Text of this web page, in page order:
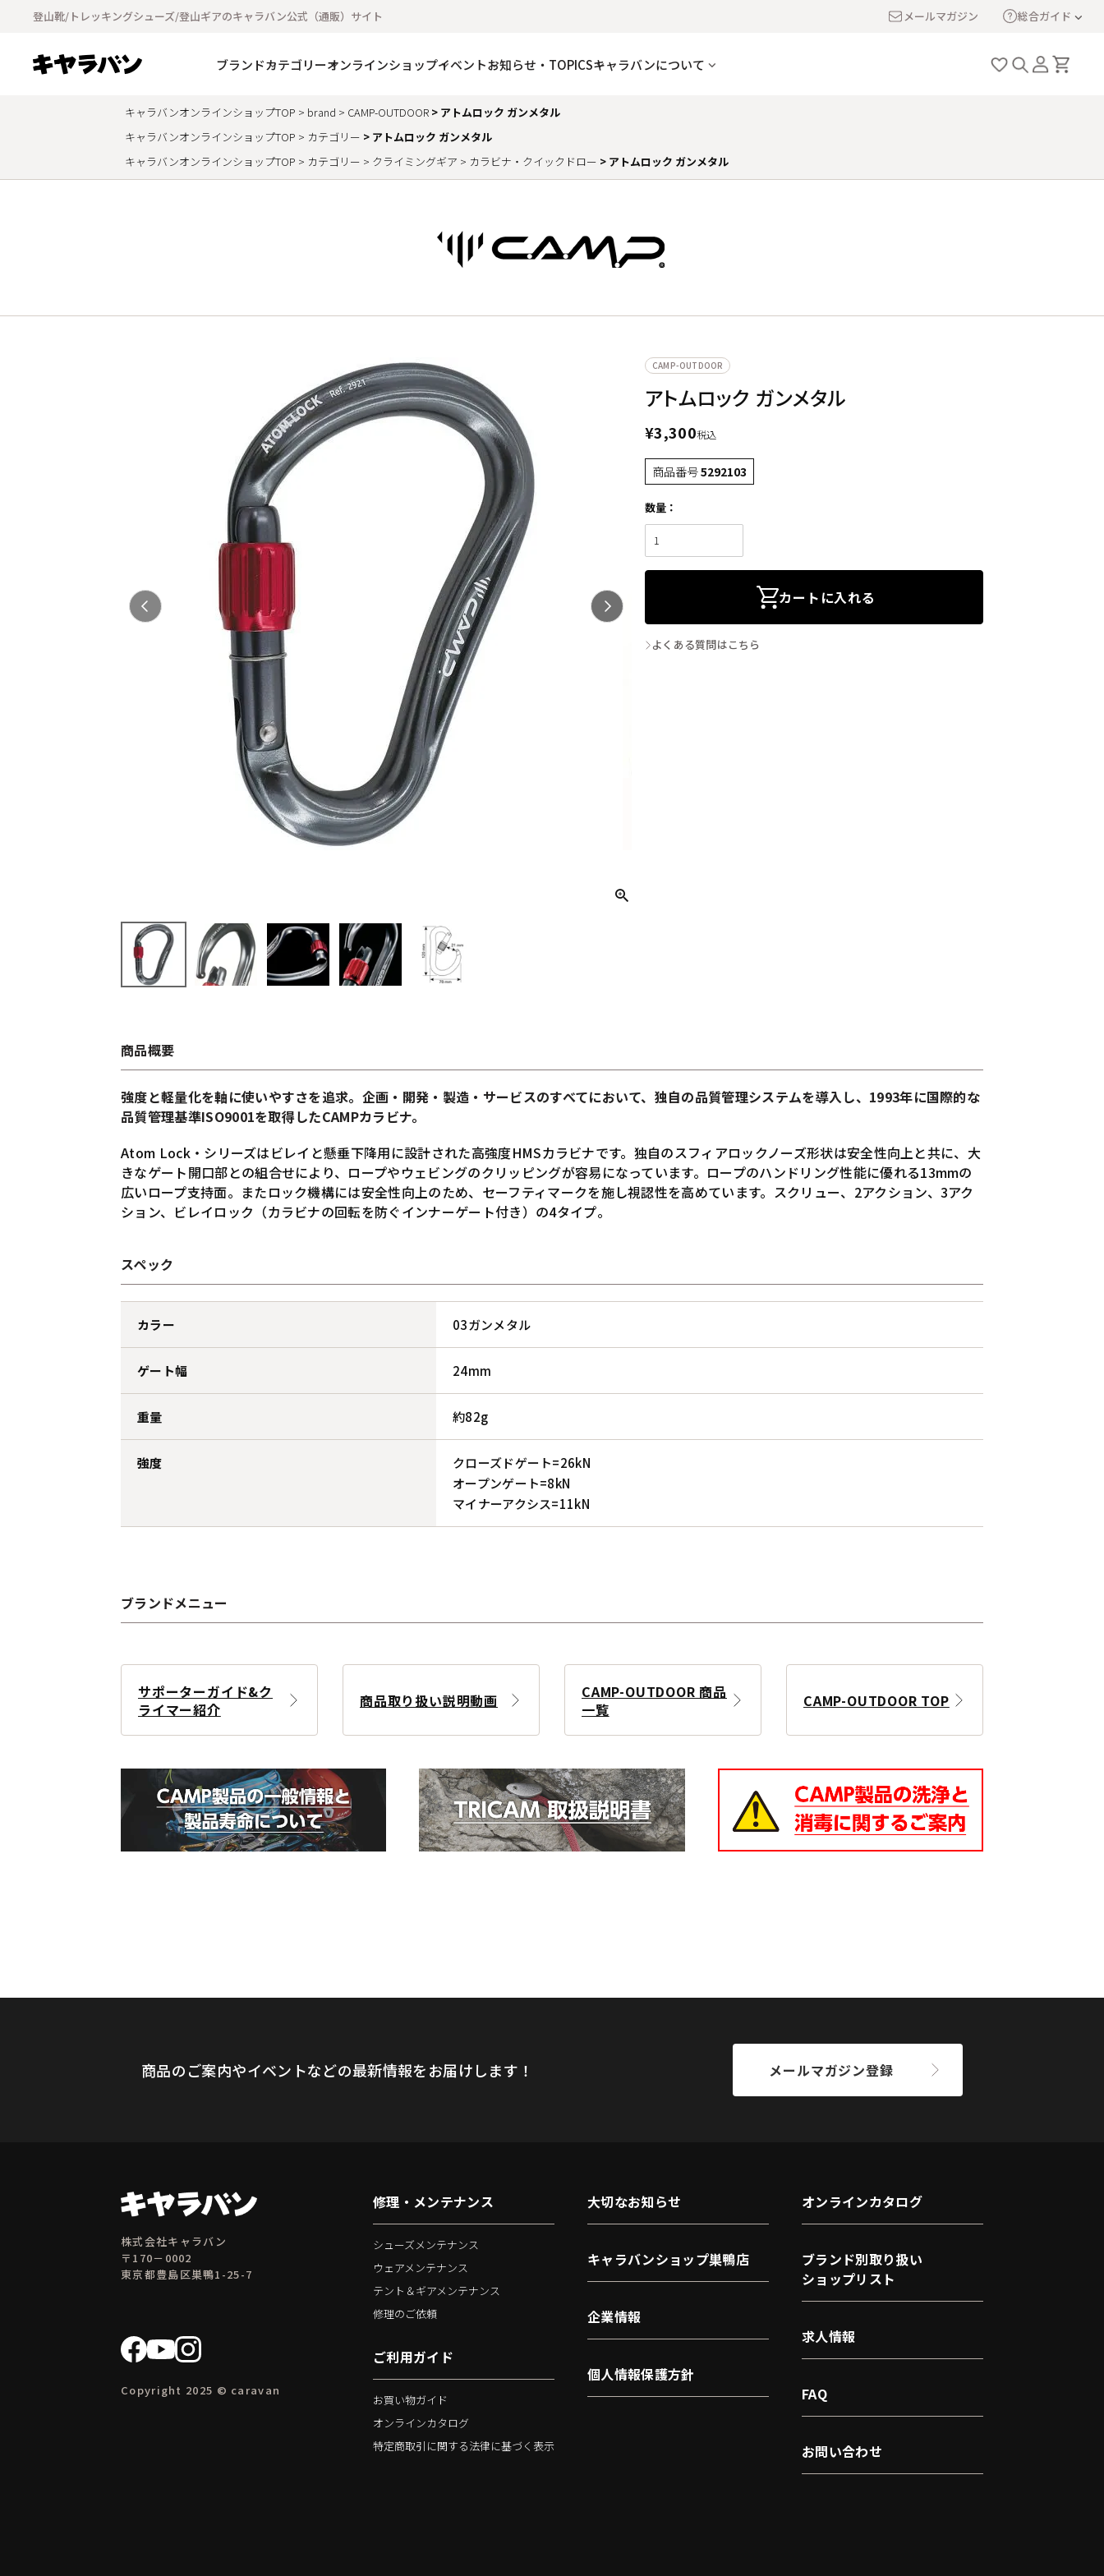
登山靴/トレッキングシューズ/登山ギアのキャラバン公式（通販）サイト メールマガジン 総合ガイド
ブランドカテゴリーオンラインショップイベントお知らせ・TOPICSキャラバンについて
キャラバンオンラインショップTOP brand CAMP-OUTDOOR
アトムロック ガンメタル
キャラバンオンラインショップTOP
カテゴリー
アトムロック ガンメタル
キャラバンオンラインショップTOP
カテゴリー クライミングギア カラビナ・クイックドロー アトムロック ガンメタル
CAMP-OUTDOOR
アトムロック ガンメタル
¥3,300税込
商品番号5292103
カートに入れる
よくある質問はこちら
商品概要
強度と軽量化を軸に使いやすさを追求。企画・開発・製造・サービスのすべてにおいて、独自の品質管理システムを導入し、1993年に国際的な
品質管理基準ISO9001を取得したCAMPカラビナ。
Atom Lock・シリーズはビレイと懸垂下降用に設計された高強度HMSカラビナです。独自のスフィアロックノーズ形状は安全性向上と共に、大
きなゲート開口部との組合せにより、ロープやウェビングのクリッピングが容易になっています。ロープのハンドリング性能に優れる13mmの
広いロープ支持面。またロック機構には安全性向上のため、セーフティマークを施し視認性を高めています。スクリュー、2アクション、3アク
ション、ビレイロック（カラビナの回転を防ぐインナーゲート付き）の4タイプ。
スペック
カラー 03ガンメタル
ゲート幅 24mm
重量 約82g
強度
クローズドゲート=26kN
オープンゲート=8kN
マイナーアクシス=11kN
ブランドメニュー
サポーターガイド&ク
ライマー紹介
商品取り扱い説明動画
CAMP-OUTDOOR 商品
一覧
CAMP-OUTDOOR TOP
商品のご案内やイベントなどの最新情報をお届けします！ メールマガジン登録
株式会社キャラバン
〒170－0002
東京都豊島区巣鴨1-25-7
Copyright 2025 © caravan
修理・メンテナンス
シューズメンテナンス
ウェアメンテナンス
テント＆ギアメンテナンス
修理のご依頼
ご利用ガイド
お買い物ガイド
オンラインカタログ
特定商取引に関する法律に基づく表示
大切なお知らせ
キャラバンショップ巣鴨店
企業情報
個人情報保護方針
オンラインカタログ
ブランド別取り扱い
ショップリスト
求人情報
FAQ
お問い合わせ